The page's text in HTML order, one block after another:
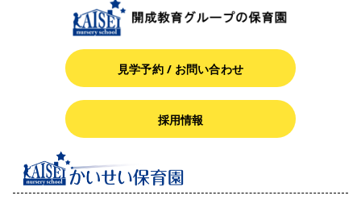
見学予約 / お問い合わせ
採用情報